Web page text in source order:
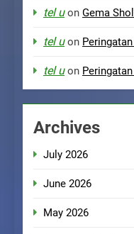
tel uon Gema
tel uon
tel uon
Archives
July 2026
June 2026
May 2026